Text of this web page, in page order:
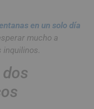
en un solo día
mucho a
inquilinos.